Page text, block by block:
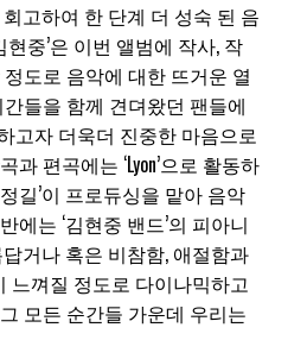
회고하여 한 단계 더 성숙 된 음
중’은 이번 앨범에 작사, 작
도로 음악에 대한 뜨거운 열
들을 함께 견뎌왔던 팬들에
고자 더욱더 진중한 마음으로
편곡에는 ‘Lyon’으로 활동하
길’이 프로듀싱을 맡아 음악
에는 ‘김현중 밴드’의 피아니
답거나 혹은 비참함, 애절함과
느껴질 정도로 다이나믹하고
모든 순간들 가운데 우리는